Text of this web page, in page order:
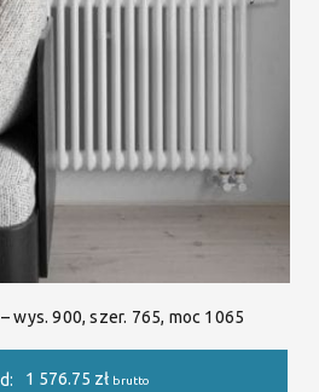
wys. 900, szer. 765, moc 1065
1 576.75 zł brutto